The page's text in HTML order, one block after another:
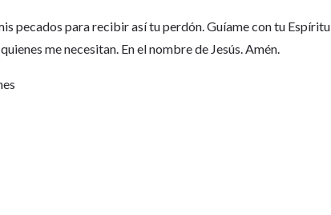
pecados para recibir así tu perdón. Guíame con tu Espíritu
me necesitan. En el nombre de Jesús. Amén.